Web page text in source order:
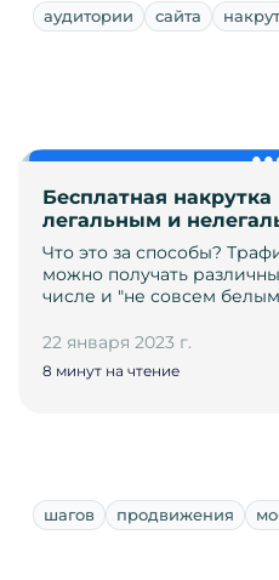
аудитории сайта
Бесплатная
легальным и
Что это за способы?
можно получать
числе и "не совсем
22 января 2023 г.
8 минут на чтение
шагов продвижения